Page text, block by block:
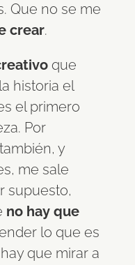
Que no se me
crear.
que
historia el
el primero
Por
y
me sale
supuesto,
no hay que
lo que es
que mirar a